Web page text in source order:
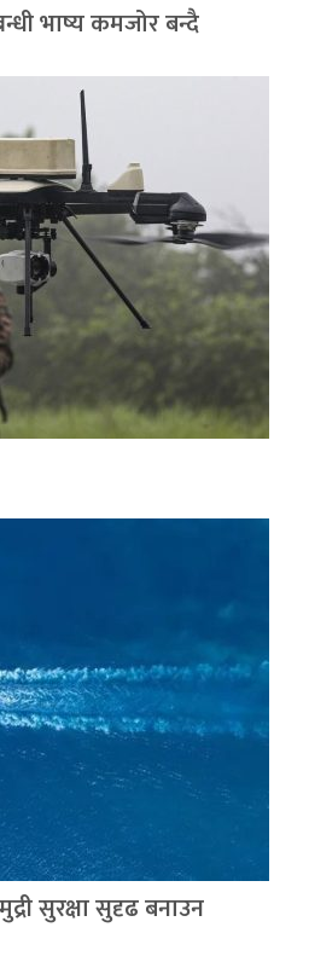
भाष्य कमजोर बन्दै
सुरक्षा सुदृढ बनाउन